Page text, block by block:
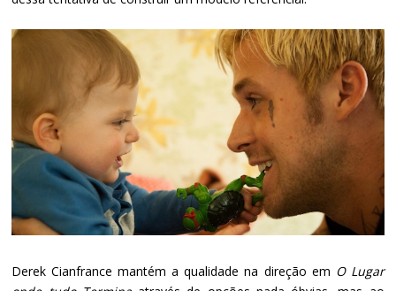
Derek Cianfrance mantém a qualidade na direção em O Lugar